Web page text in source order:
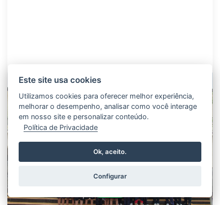
Este site usa cookies
Utilizamos cookies para oferecer melhor experiência,
melhorar o desempenho, analisar como você interage
em nosso site e personalizar conteúdo.
Política de Privacidade
Ok, aceito.
Configurar